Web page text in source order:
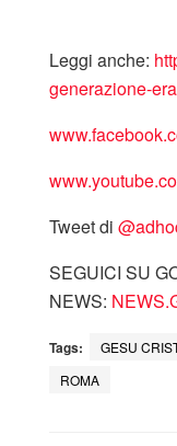
Leggi anche:
generazione-
Tweet di
SEGUICI SU
NEWS:
Tags: GESU
ROMA